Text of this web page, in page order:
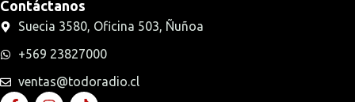
Contáctanos
Suecia 3580, Oficina 503, Ñuñoa
+569 23827000
ventas@todoradio.cl